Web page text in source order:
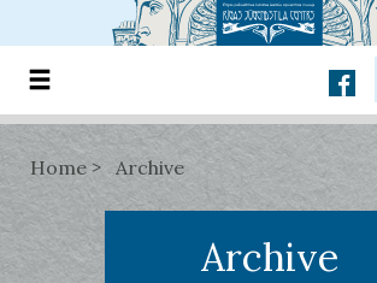
Home Archive
Archive